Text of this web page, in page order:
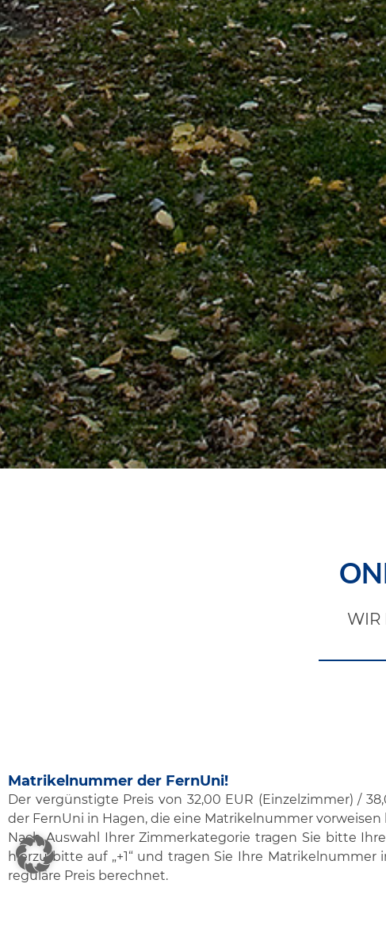
WIR
Matrikelnummer der FernUni!
Der vergünstigte Preis von 32,00 EUR (Einzelzimmer) /
der FernUni in Hagen, die eine Matrikelnummer vorweisen
Nach Auswahl Ihrer Zimmerkategorie tragen Sie bitte
hierzu bitte auf „+1“ und tragen Sie Ihre
reguläre Preis berechnet.